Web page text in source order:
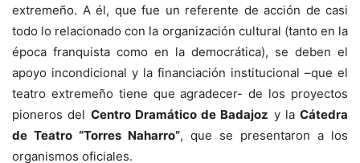
extremeño. A él, que fue un referente de acción de casi
todo lo relacionado con la organización cultural (tanto en la
época franquista como en la democrática), se deben el
apoyo incondicional y la financiación institucional –que el
teatro extremeño tiene que agradecer- de los proyectos
pioneros del Centro Dramático de Badajoz y la Cátedra
de Teatro “Torres Naharro”, que se presentaron a los
organismos oficiales.